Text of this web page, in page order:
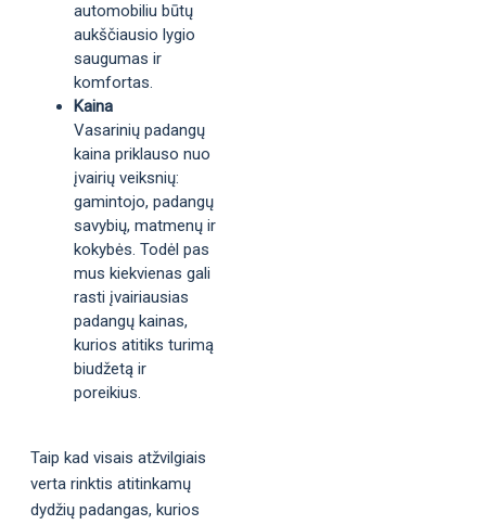
automobiliu būtų
aukščiausio lygio
saugumas ir
komfortas.
Kaina
Vasarinių padangų
kaina priklauso nuo
įvairių veiksnių:
gamintojo, padangų
savybių, matmenų ir
kokybės. Todėl pas
mus kiekvienas gali
rasti įvairiausias
padangų kainas,
kurios atitiks turimą
biudžetą ir
poreikius.
Taip kad visais atžvilgiais
verta rinktis atitinkamų
dydžių padangas, kurios